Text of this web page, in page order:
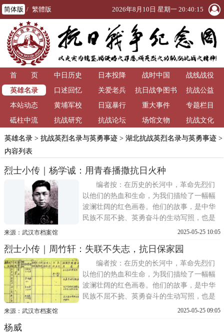
简体版 / 繁體版 2026年8月10日 星期一 20:40:15
首 页 中日历史 日本投降 战时中国
战线战役
英雄名录
口述回忆 关爱老兵
抗日战争图书
馆
抗战公益
本站动态
黄埔军校 日寇暴行 重大事件
专题栏目
砥柱中流
抗战研究 抗战论坛 场馆文物 抗战文化
英雄名录> 抗战英烈名录与英勇事迹> 湖北抗战英烈名录与英勇事迹>
内容列表
烈士小传｜杨学诚：用青春播撒抗日火种
编者按：在历史的长河中，革命先烈们
以他们的热血和生命，为我们描绘了一幅幅
波澜壮阔的红色画卷。他们的故事，是中华
民族不屈不挠、英勇奋斗的生动写照，也是
我们今天幸福生活的坚实基石。红色传承，
迪。它承载着先辈们的期望和梦想，激励着
我们这一代人继续前行。武汉市档案馆开设
《红色传承》专栏，带我们一同
来源：武汉市档案馆 2025-05-25 10:05
烈士小传｜周竹轩：失联不失志，抗日保家园
编者按：在历史的长河中，革命先烈们
以他们的热血和生命，为我们描绘了一幅幅
波澜壮阔的红色画卷。他们的故事，是中华
民族不屈不挠、英勇奋斗的生动写照，也是
我们今天幸福生活的坚实基石。红色传承，
来源：武汉市档案馆 2025-05-25 09:05
杨威